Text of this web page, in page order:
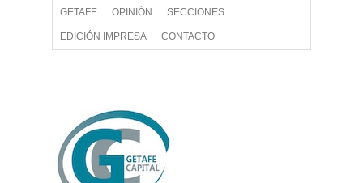
GETAFE OPINIÓN SECCIONES
EDICIÓN IMPRESA CONTACTO